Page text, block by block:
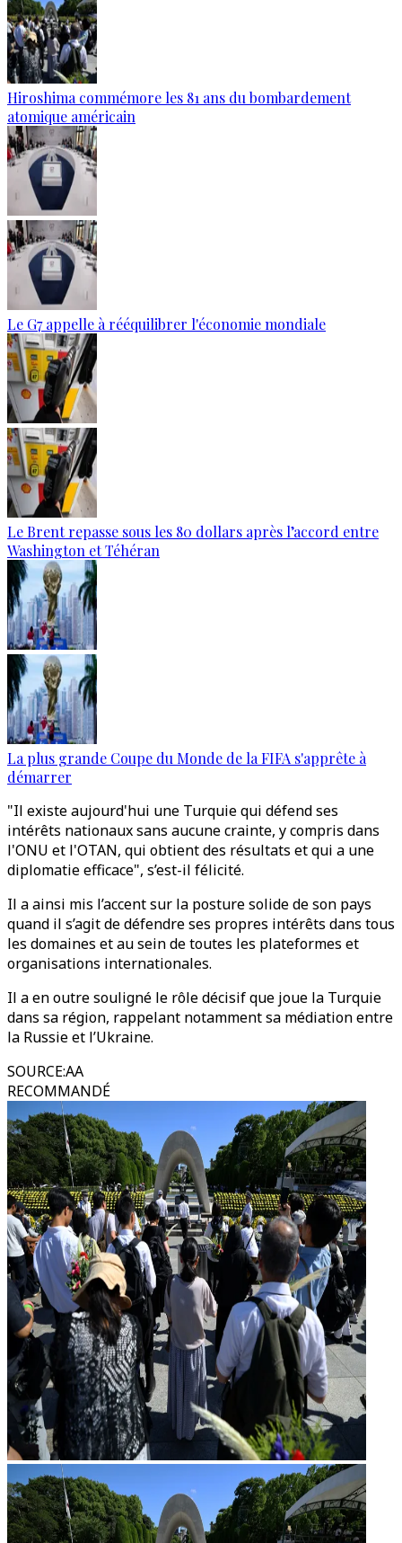
Hiroshima commémore les 81 ans du bombardement
atomique américain
Le G7 appelle à rééquilibrer l'économie mondiale
Le Brent repasse sous les 80 dollars après l’accord entre
Washington et Téhéran
La plus grande Coupe du Monde de la FIFA s'apprête à
démarrer
"Il existe aujourd'hui une Turquie qui défend ses
intérêts nationaux sans aucune crainte, y compris dans
l'ONU et l'OTAN, qui obtient des résultats et qui a une
diplomatie efficace", s’est-il félicité.
Il a ainsi mis l’accent sur la posture solide de son pays
quand il s’agit de défendre ses propres intérêts dans tous
les domaines et au sein de toutes les plateformes et
organisations internationales.
Il a en outre souligné le rôle décisif que joue la Turquie
dans sa région, rappelant notamment sa médiation entre
la Russie et l’Ukraine.
SOURCE:AA
RECOMMANDÉ